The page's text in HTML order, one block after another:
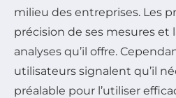
milieu des entreprises. Les
précision de ses mesures et
analyses qu’il offre.
utilisateurs signalent qu’il
préalable pour l’utiliser